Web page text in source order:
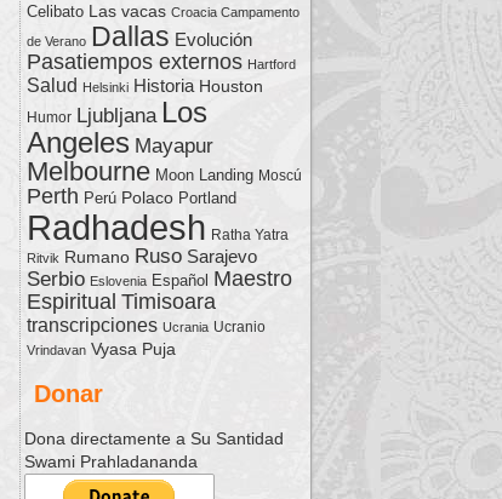
Celibato Las vacas Croacia Campamento
de Verano Dallas Evolución
Pasatiempos externos Hartford
Salud Helsinki Historia Houston
Humor Ljubljana Los
Angeles Mayapur
Melbourne Moon Landing Moscú
Perth Perú Polaco Portland
Radhadesh Ratha Yatra
Ritvik Rumano Ruso Sarajevo
Serbio Eslovenia Español Maestro
Espiritual Timisoara
transcripciones Ucrania Ucranio
Vrindavan Vyasa Puja
Donar
Dona directamente a Su Santidad
Swami Prahladananda